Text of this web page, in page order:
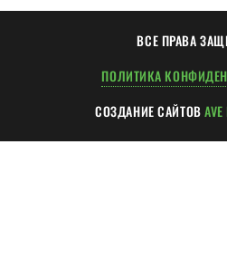
ТОВАРЫ
ХОД РАБОТ
ГАРАНТИИ
ЧАСТЫЕ ВОПРОСЫ
ВСЕ ПРАВА
ПОЛИТИКА
СОЗДАНИЕ САЙТОВ